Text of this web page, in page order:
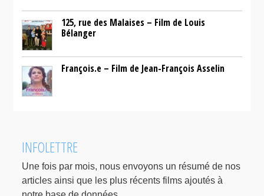
125, rue des Malaises – Film de Louis
Bélanger
François.e – Film de Jean-François Asselin
INFOLETTRE
Une fois par mois, nous envoyons un résumé de nos
articles ainsi que les plus récents films ajoutés à